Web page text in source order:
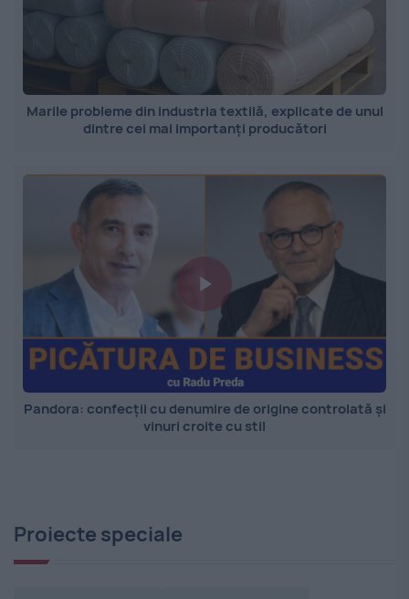
Marile probleme din industria textilă, explicate de unul
dintre cei mai importanți producători
Pandora: confecții cu denumire de origine controlată și
vinuri croite cu stil
Proiecte speciale